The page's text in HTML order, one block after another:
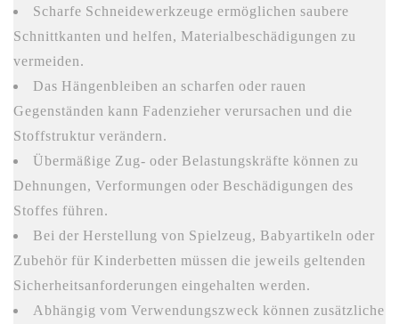
Scharfe Schneidewerkzeuge ermöglichen saubere
Schnittkanten und helfen, Materialbeschädigungen zu
vermeiden.
Das Hängenbleiben an scharfen oder rauen
Gegenständen kann Fadenzieher verursachen und die
Stoffstruktur verändern.
Übermäßige Zug- oder Belastungskräfte können zu
Dehnungen, Verformungen oder Beschädigungen des
Stoffes führen.
Bei der Herstellung von Spielzeug, Babyartikeln oder
Zubehör für Kinderbetten müssen die jeweils geltenden
Sicherheitsanforderungen eingehalten werden.
Abhängig vom Verwendungszweck können zusätzliche